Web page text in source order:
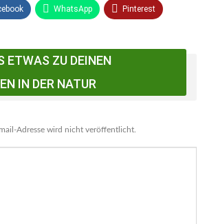
WhatsApp Pinterest
ETWAS ZU DEINEN
IN DER NATUR
Adresse wird nicht veröffentlicht.